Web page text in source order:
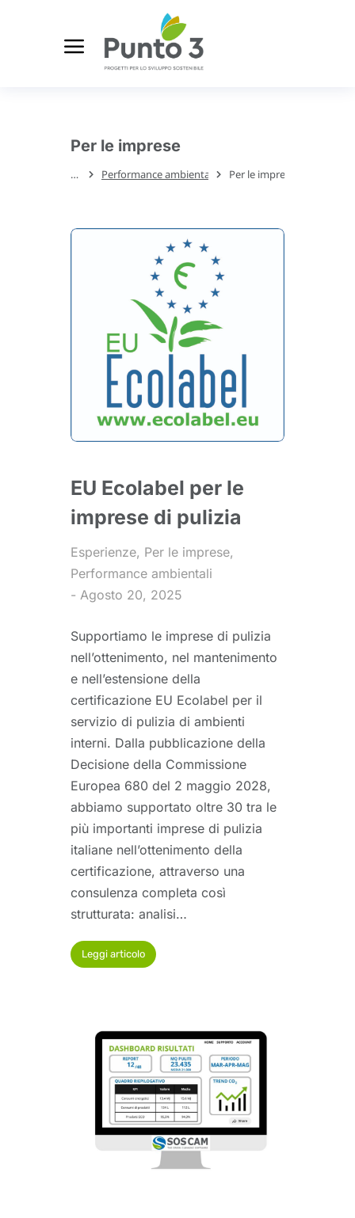
Per le imprese
Tu sei qui:Performance ambientali Per le imprese
EU Ecolabel per le
imprese di pulizia
Esperienze, Per le imprese,
Performance ambientali
Agosto 20, 2025
Supportiamo le imprese di pulizia
nell’ottenimento, nel mantenimento
e nell’estensione della
certificazione EU Ecolabel per il
servizio di pulizia di ambienti
interni. Dalla pubblicazione della
Decisione della Commissione
Europea 680 del 2 maggio 2028,
abbiamo supportato oltre 30 tra le
più importanti imprese di pulizia
italiane nell’ottenimento della
certificazione, attraverso una
consulenza completa così
strutturata: analisi…
Leggi articolo